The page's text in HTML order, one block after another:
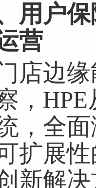
用户
营
店边
，
，全
扩展
新解